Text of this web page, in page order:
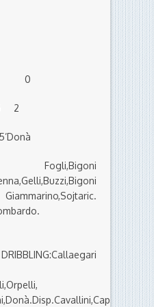
0
2
Fogli,Bigoni